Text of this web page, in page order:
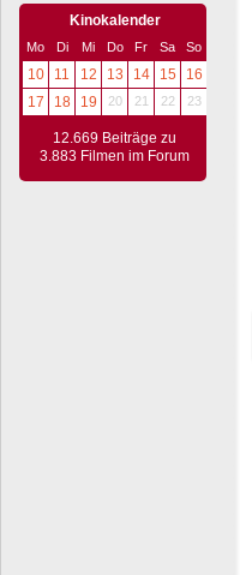
Kinokalender
Mo Di Mi Do Fr Sa So
10 11 12 13 14 15
16
17
18 19 20 21 22 23
12.669 Beiträge zu
3.883 Filmen im Forum